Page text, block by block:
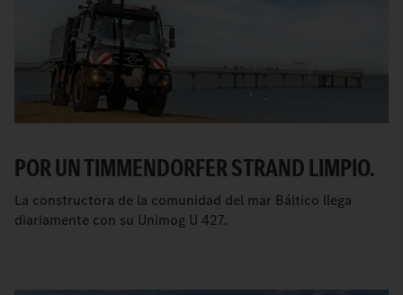
POR UN TIMMENDORFER STRAND LIMPIO.
La constructora de la comunidad del mar Báltico llega
diariamente con su Unimog U 427.